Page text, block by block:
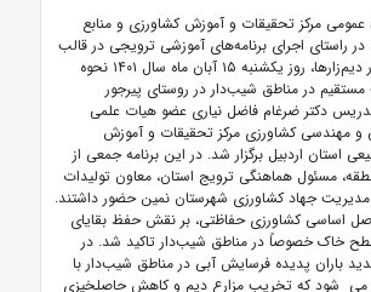
عمومی مرکز تحقیقات و آموزش کشاورزی و منابع
در راستای اجرای برنامه‌های آموزشی ترویجی در قالب
طرح جهش تولید در دیم‌زارها، روز یکشنبه ۱۵ آبان ماه سال ۱۴۰۱ نحوه
در مناطق شیب‌دار در روستای پیرجور
دکتر ضرغام فاضل نیاری عضو هیات علمی
مهندسی کشاورزی مرکز تحقیقات و آموزش
استان اردبیل برگزار شد. در این برنامه جمعی از
مسئول هماهنگی ترویج استان، معاون تولیدات
مدیریت جهاد کشاورزی شهرستان نمین حضور داشتند.
اساسی کشاورزی حفاظتی، بر نقش حفظ بقایای
خاک خصوصاً در مناطق شیب‌دار تاکید شد. در
باران پدیده فرسایش آبی در مناطق شیب‌دار با
می شود که تخریب مزارع دیم و کاهش حاصلخیزی